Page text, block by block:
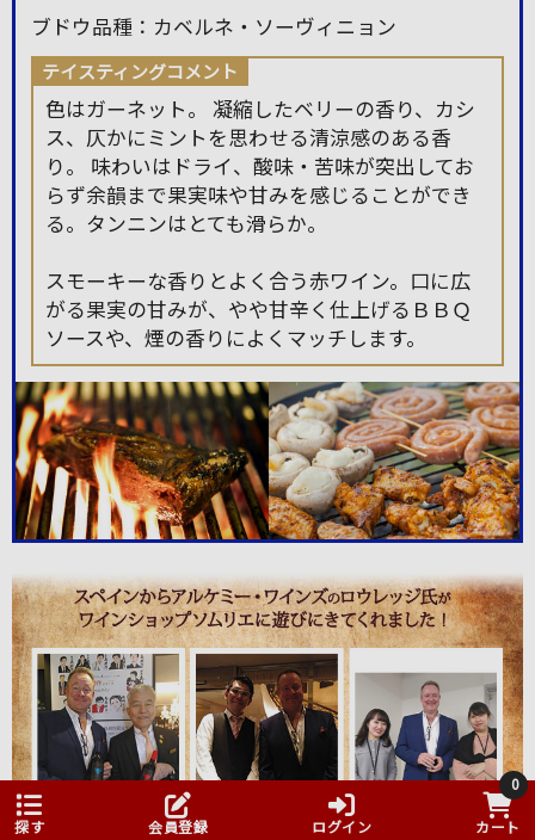
ブドウ品種：カベルネ・ソーヴィニョン
テイスティングコメント
色はガーネット。 凝縮したベリーの香り、カシ
ス、仄かにミントを思わせる清涼感のある香
り。 味わいはドライ、酸味・苦味が突出してお
らず余韻まで果実味や甘みを感じることができ
る。タンニンはとても滑らか。
スモーキーな香りとよく合う赤ワイン。口に広
がる果実の甘みが、やや甘辛く仕上げるＢＢＱ
ソースや、煙の香りによくマッチします。
探す 会員登録 ログイン
0
カート